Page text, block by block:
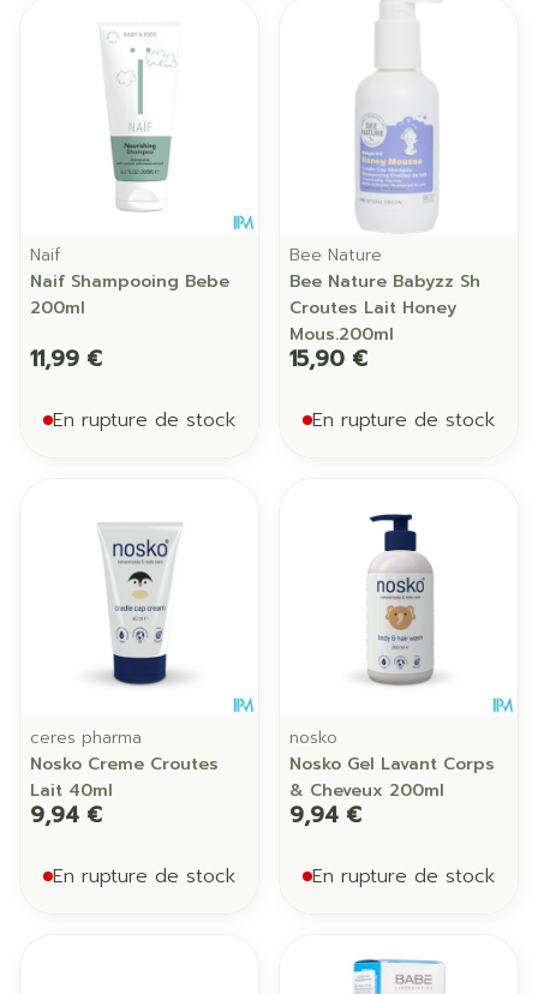
Naif
Naif Shampooing Bebe
200ml
11,99 €
En rupture de stock
Bee Nature
Bee Nature Babyzz Sh
Croutes Lait Honey
Mous.200ml
15,90 €
En rupture de stock
ceres pharma
Nosko Creme Croutes
Lait 40ml
9,94 €
En rupture de stock
nosko
Nosko Gel Lavant Corps
& Cheveux 200ml
9,94 €
En rupture de stock